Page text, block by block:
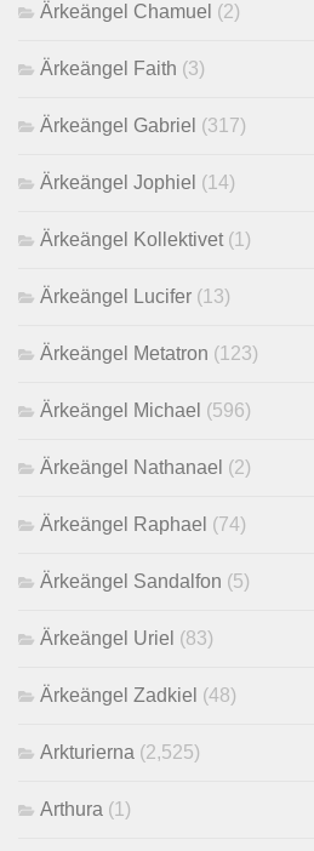
Ärkeängel Chamuel (2)
Ärkeängel Faith (3)
Ärkeängel Gabriel (317)
Ärkeängel Jophiel (14)
Ärkeängel Kollektivet (1)
Ärkeängel Lucifer (13)
Ärkeängel Metatron (123)
Ärkeängel Michael (596)
Ärkeängel Nathanael (2)
Ärkeängel Raphael (74)
Ärkeängel Sandalfon (5)
Ärkeängel Uriel (83)
Ärkeängel Zadkiel (48)
Arkturierna (2,525)
Arthura (1)